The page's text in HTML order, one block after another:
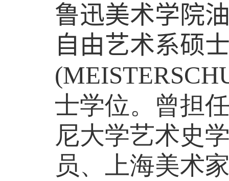
鲁迅美术学院
自由艺术系硕
士学位。曾担
尼大学艺术史
员、上海美术